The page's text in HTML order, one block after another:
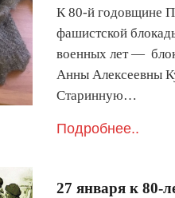
К 80-й годовщине
фашистской
военных лет —
Анны Алексеевны
Старинную…
Подробнее..
27 января к 80-